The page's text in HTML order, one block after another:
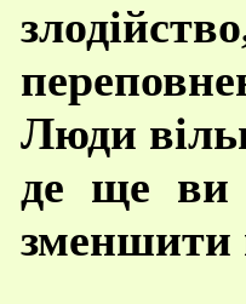
Люди
де ще ви
зменшити